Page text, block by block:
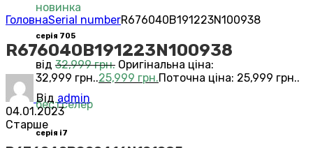
новинка
серія 705
від 32,999грн. Оригінальна ціна:
32,999 грн..25,999 грн.Поточна ціна: 25,999 грн..
бестселер
серія i7
ГоловнаSerial numberR676040B191223N100938
R676040B191223N100938
Від admin
04.01.2023
Старше